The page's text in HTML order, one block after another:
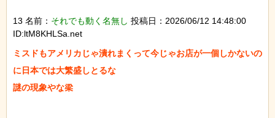
13 名前： それでも動く名無し 投稿日：2026/06/12 14:48:00
ID:ltM8KHLSa.net
ミスドもアメリカじゃ潰れまくって今じゃお店が一個しかないの
に日本では大繁盛しとるな
謎の現象やな梁